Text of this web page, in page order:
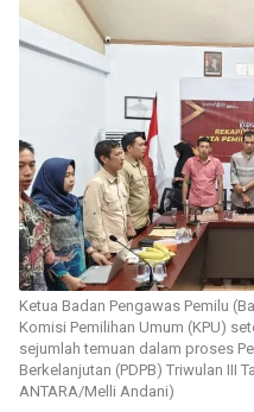
Ketua Badan Pengawas Pemilu
Komisi Pemilihan Umum (KPU)
sejumlah temuan dalam proses
Berkelanjutan (PDPB) Triwulan III
ANTARA/Melli Andani)